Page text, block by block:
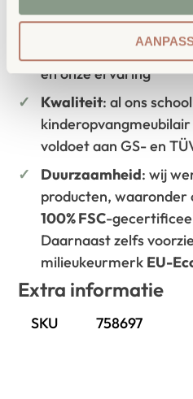
Waarom School
: ieder
en onze ervaring
Kwaliteit: al ons
voldoet aan GS- en
Duurzaamheid: wij
producten, waaronder
100% FSC-
Daarnaast zelfs
milieukeurmerk EU-
Extra informatie
SKU 758697